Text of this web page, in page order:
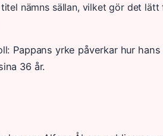
nämns sällan, vilket gör det
Pappans yrke påverkar hur
36 år.